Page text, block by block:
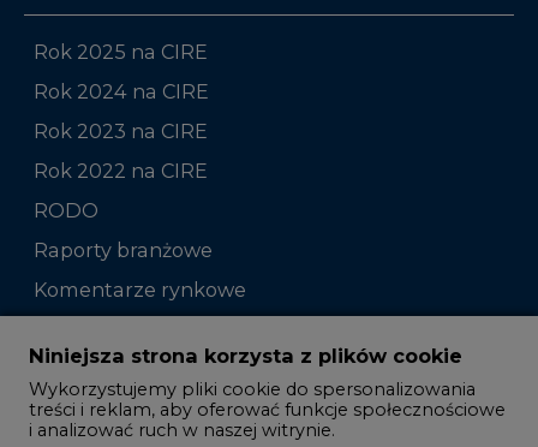
Rok 2025 na CIRE
Rok 2024 na CIRE
Rok 2023 na CIRE
Rok 2022 na CIRE
RODO
Raporty branżowe
Komentarze rynkowe
Zmiany kadrowe na rynku
Studio CIRE
Rozmowy o energetyce
Niniejsza strona korzysta z plików cookie
Wykorzystujemy pliki cookie do spersonalizowania
treści i reklam, aby oferować funkcje społecznościowe
i analizować ruch w naszej witrynie.